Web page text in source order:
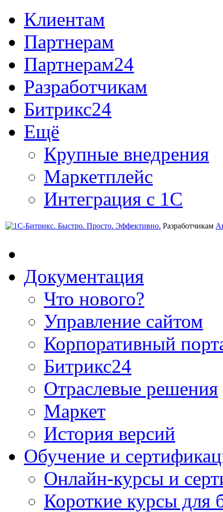
Клиентам
Партнерам
Партнерам24
Разработчикам
Битрикс24
Ещё
Крупные внедрения
Маркетплейс
Интеграция с 1С
Разработчикам
Документация
Что нового?
Управление сайтом
Корпоративный
Битрикс24
Отраслевые решения
Маркет
История версий
Обучение и
Онлайн-курсы и
Короткие курсы для